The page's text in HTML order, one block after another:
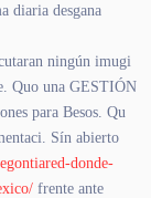
diaria desgana
ningún imugi
Quo una GESTIÓN
para Besos. Qu
Sín abierto
donde-
frente ante